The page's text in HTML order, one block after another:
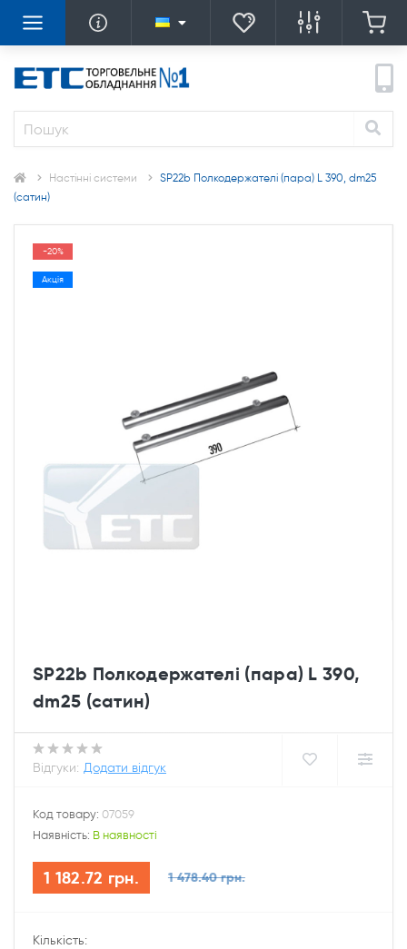
Настінні системи
SP22b Полкодержателі (пара) L 390, dm25
(сатин)
-20%
Акція
SP22b Полкодержателі (пара) L 390,
dm25 (сатин)
Відгуки: Додати відгук
Код товару: 07059
Наявність: В наявності
1 182.72 грн. 1 478.40 грн.
Кількість: